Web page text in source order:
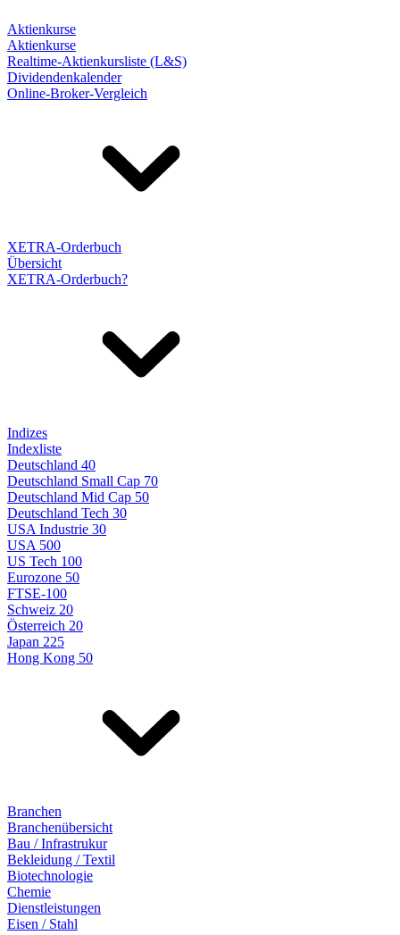
Aktienkurse
Aktienkurse
Realtime-Aktienkursliste (L&S)
Dividendenkalender
Online-Broker-Vergleich
XETRA-Orderbuch
Übersicht
XETRA-Orderbuch?
Indizes
Indexliste
Deutschland 40
Deutschland Small Cap 70
Deutschland Mid Cap 50
Deutschland Tech 30
USA Industrie 30
USA 500
US Tech 100
Eurozone 50
FTSE-100
Schweiz 20
Österreich 20
Japan 225
Hong Kong 50
Branchen
Branchenübersicht
Bau / Infrastrukur
Bekleidung / Textil
Biotechnologie
Chemie
Dienstleistungen
Eisen / Stahl